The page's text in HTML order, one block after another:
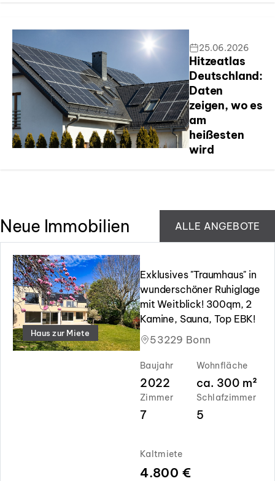
25.06.2026
Hitzeatlas
Deutschland:
Daten
zeigen, wo es
am
heißesten
wird
Neue Immobilien
ALLE ANGEBOTE
Haus zur Miete
Exklusives "Traumhaus" in
wunderschöner Ruhiglage
mit Weitblick! 300qm, 2
Kamine, Sauna, Top EBK!
53229 Bonn
Baujahr
2022
Wohnfläche
ca. 300 m²
Zimmer
7
Schlafzimmer
5
Kaltmiete
4.800 €